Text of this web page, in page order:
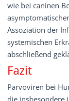
wie bei caninen
Assoziation der
systemischen
abschließend
Fazit
Parvoviren bei
die insbesondere